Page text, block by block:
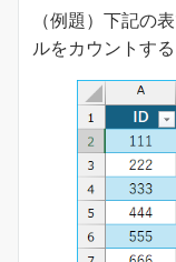
（例題）下記の
ルをカウントする